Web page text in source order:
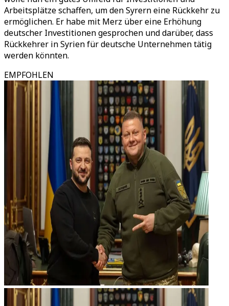
Arbeitsplätze schaffen, um den Syrern eine Rückkehr zu
ermöglichen. Er habe mit Merz über eine Erhöhung
deutscher Investitionen gesprochen und darüber, dass
Rückkehrer in Syrien für deutsche Unternehmen tätig
werden könnten.
EMPFOHLEN